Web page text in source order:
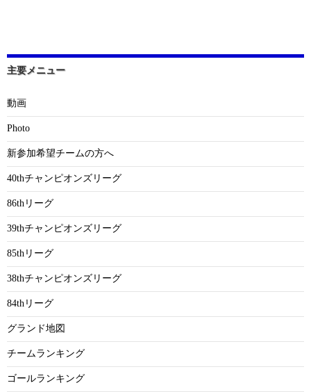
主要メニュー
動画
Photo
新参加希望チームの方へ
40thチャンピオンズリーグ
86thリーグ
39thチャンピオンズリーグ
85thリーグ
38thチャンピオンズリーグ
84thリーグ
グランド地図
チームランキング
ゴールランキング